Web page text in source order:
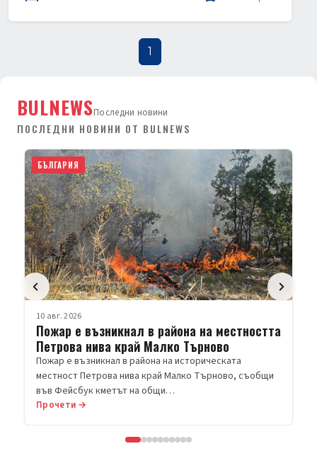
1
BULNEWSПоследни новини
ПОСЛЕДНИ НОВИНИ ОТ BULNEWS
БЪЛГАРИЯ
10 авг. 2026
Пожар е възникнал в района на местността
Петрова нива край Малко Търново
Пожар е възникнал в района на историческата
местност Петрова нива край Малко Търново, съобщи
във Фейсбук кметът на общи…
Прочети →